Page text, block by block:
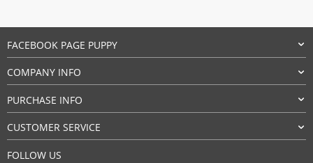
FACEBOOK PAGE PUPPY
COMPANY INFO
PURCHASE INFO
CUSTOMER SERVICE
FOLLOW US